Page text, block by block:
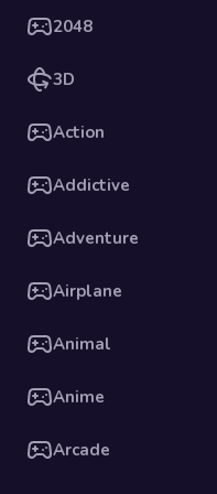
2048
3D
Action
Addictive
Adventure
Airplane
Animal
Anime
Arcade